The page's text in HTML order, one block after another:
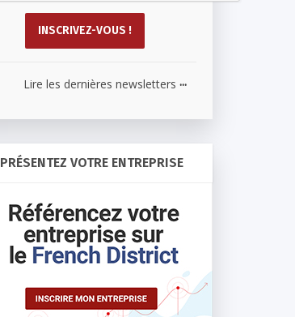
Lire les dernières newsletters ...
PRÉSENTEZ VOTRE ENTREPRISE